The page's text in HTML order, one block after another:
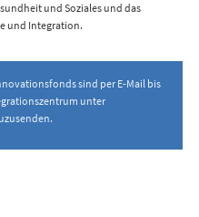
und Soziales und das
und Integration.
sind per E-Mail bis
unter